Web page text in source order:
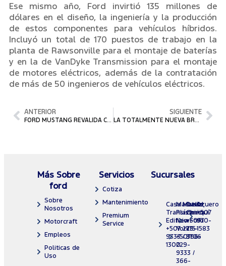
Ese mismo año, Ford invirtió 135 millones de
dólares en el diseño, la ingeniería y la producción
de estos componentes para vehículos híbridos.
Incluyó un total de 170 puestos de trabajo en la
planta de Rawsonville para el montaje de baterías
y en la de VanDyke Transmission para el montaje
de motores eléctricos, además de la contratación
de más de 50 ingenieros de vehículos eléctricos.
ANTERIOR
FORD MUSTANG REVALIDA COMO EL AUTO DEPORTIVO MÁS VENDIDO DEL MUNDO
SIGUIENTE
LA TOTALMENTE NUEVA BRONCO SPORT GANA EL PREMIO TOP SAFETY PICK + DEL INSURANCE INSTITUTE FOR HIGHWAY SAFETY
Más Sobre
ford
Sobre
Nosotros
Motorcraft
Empleos
Politicas de
Uso
Servicios
Cotiza
Mantenimiento
Premium
Service
Sucursales
Casa Matriz
Transístmica
Edificio Ford
+507 229-
9333 / 366-
1300
Marbella
Plaza
New
York
+507
229-
9333 /
366-
David,
Chiriquí
+507
775-
3706
Azuero
+507
970-
1583